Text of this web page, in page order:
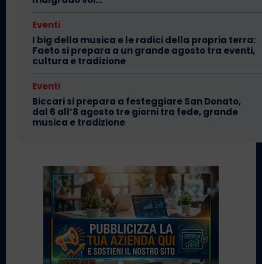
Eventi
I big della musica e le radici della propria terra:
Faeto si prepara a un grande agosto tra eventi,
cultura e tradizione
Eventi
Biccari si prepara a festeggiare San Donato,
dal 6 all’8 agosto tre giorni tra fede, grande
musica e tradizione